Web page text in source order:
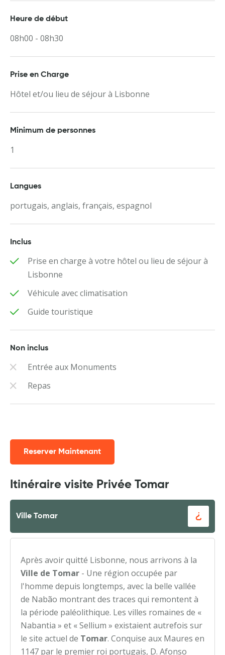
Heure de début
08h00 - 08h30
Prise en Charge
Hôtel et/ou lieu de séjour à Lisbonne
Minimum de personnes
1
Langues
portugais, anglais, français, espagnol
Inclus
Prise en charge à votre hôtel ou lieu de séjour à
Lisbonne
Véhicule avec climatisation
Guide touristique
Non inclus
Entrée aux Monuments
Repas
Reserver Maintenant
Itinéraire visite Privée Tomar
Ville Tomar
Après avoir quitté Lisbonne, nous arrivons à la
Ville de Tomar - Une région occupée par
l'homme depuis longtemps, avec la belle vallée
de Nabão montrant des traces qui remontent à
la période paléolithique. Les villes romaines de «
Nabantia » et « Sellium » existaient autrefois sur
le site actuel de Tomar. Conquise aux Maures en
1147 par le premier roi portugais, D. Afonso